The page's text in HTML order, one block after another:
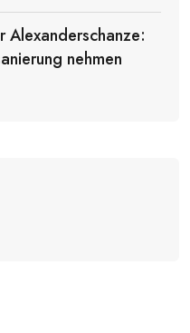
Alexanderschanze:
nehmen